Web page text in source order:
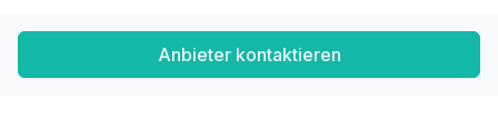
Anbieter kontaktieren